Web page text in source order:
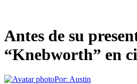
Antes de su
“Knebworth” en
Por: Austin